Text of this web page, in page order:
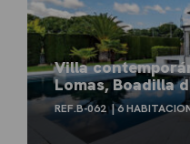
Villa
Lomas, Boadilla
REF.B-062 6